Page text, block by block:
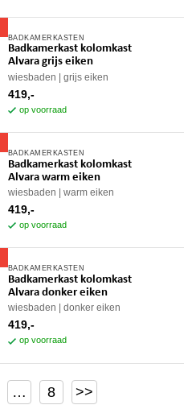
BADKAMERKASTEN
Badkamerkast kolomkast
Alvara grijs eiken
wiesbaden grijs eiken
419,-
op voorraad
BADKAMERKASTEN
Badkamerkast kolomkast
Alvara warm eiken
wiesbaden warm eiken
419,-
op voorraad
BADKAMERKASTEN
Badkamerkast kolomkast
Alvara donker eiken
wiesbaden donker eiken
419,-
op voorraad
… 8 >>